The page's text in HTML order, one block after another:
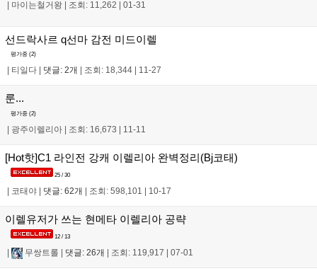
마이는철거왕 조회: 11,262 01-31
선드락사르 q선마 감전 미드이렐
평가중 (2)
티일다 댓글: 2개 조회: 18,344 11-27
룬...
평가중 (2)
| 광주이렐리아 | 조회: 16,673 | 11-11
[Hot핫]C1 라인전 강캐 이렐리아 완벽정리(Bj코태)
25 / 30
코태야 댓글: 62개 조회: 598,101 10-17
이렐유저가 쓰는 현메타 이렐리아 공략
12 / 13
무쌍트롤 댓글: 26개 조회: 119,917 07-01